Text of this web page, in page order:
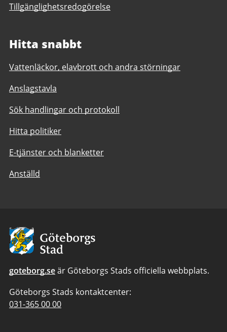
Tillgänglighetsredogörelse
Hitta snabbt
Vattenläckor, elavbrott och andra störningar
Anslagstavla
Sök handlingar och protokoll
Hitta politiker
E-tjänster och blanketter
Anställd
Avsändare:
Göteborgs
Stad
goteborg.seär Göteborgs Stads officiella webbplats.
Göteborgs Stads kontaktcenter:
Telefonnummer
031-365 00 00